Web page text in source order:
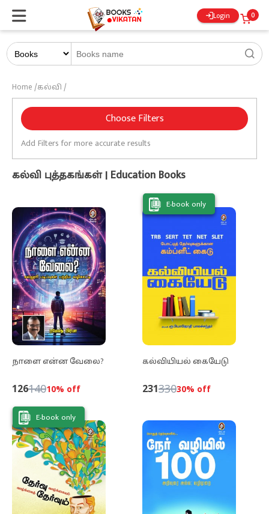
Login 0
Home /கல்வி /
Choose Filters
Add Filters for more accurate results
கல்வி புத்தகங்கள் | Education Books
நாளை என்ன வேலை?
12614010% off
E-book only
கல்வியியல் கையேடு
23133030% off
E-book only